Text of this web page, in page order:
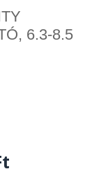
6.3-8.5